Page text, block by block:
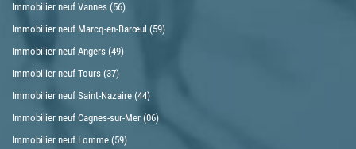
Immobilier neuf Vannes (56)
Immobilier neuf Marcq-en-Barœul (59)
Immobilier neuf Angers (49)
Immobilier neuf Tours (37)
Immobilier neuf Saint-Nazaire (44)
Immobilier neuf Cagnes-sur-Mer (06)
Immobilier neuf Lomme (59)